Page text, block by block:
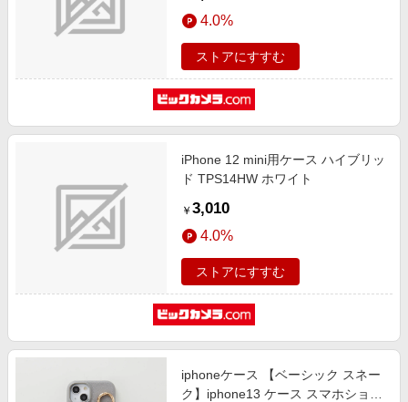
4.0%
ストアにすすむ
iPhone 12 mini用ケース ハイブリッ
ド TPS14HW ホワイト
￥ 3,010
4.0%
ストアにすすむ
iphoneケース 【ベーシック スネー
ク】iphone13 ケース スマホショル